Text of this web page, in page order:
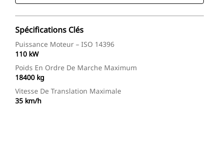
Spécifications Clés
Puissance Moteur – ISO 14396
110 kW
Poids En Ordre De Marche Maximum
18400 kg
Vitesse De Translation Maximale
35 km/h